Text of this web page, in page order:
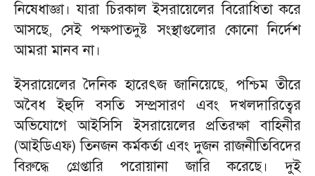
নিষেধাজ্ঞা। যারা চিরকাল ইসরায়েলের বিরোধিতা করে
আসছে, সেই পক্ষপাতদুষ্ট সংস্থাগুলোর কোনো নির্দেশ
আমরা মানব না।
ইসরায়েলের দৈনিক হারেৎজ জানিয়েছে, পশ্চিম তীরে
অবৈধ ইহুদি বসতি সম্প্রসারণ এবং দখলদারিত্বের
অভিযোগে আইসিসি ইসরায়েলের প্রতিরক্ষা বাহিনীর
(আইডিএফ) তিনজন কর্মকর্তা এবং দুজন রাজনীতিবিদের
বিরুদ্ধে গ্রেপ্তারি পরোয়ানা জারি করেছে। দুই